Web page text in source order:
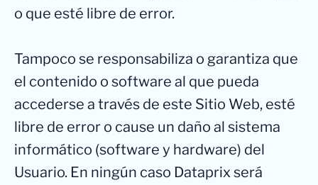
o que esté libre de error.
Tampoco se responsabiliza o garantiza que
el contenido o software al que pueda
accederse a través de este Sitio Web, esté
libre de error o cause un daño al sistema
informático (software y hardware) del
Usuario. En ningún caso Dataprix será